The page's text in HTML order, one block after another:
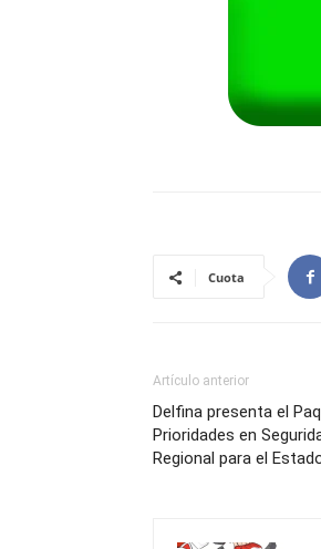
Cuota
Artículo anterior
Delfina presenta el
Prioridades en
Regional para el